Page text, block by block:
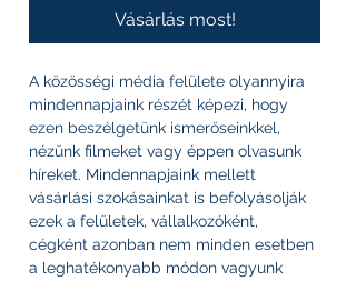
Vásárlás most!
A közösségi média felülete olyannyira
mindennapjaink részét képezi, hogy
ezen beszélgetünk ismerőseinkkel,
nézünk filmeket vagy éppen olvasunk
híreket. Mindennapjaink mellett
vásárlási szokásainkat is befolyásolják
ezek a felületek, vállalkozóként,
cégként azonban nem minden esetben
a leghatékonyabb módon vagyunk